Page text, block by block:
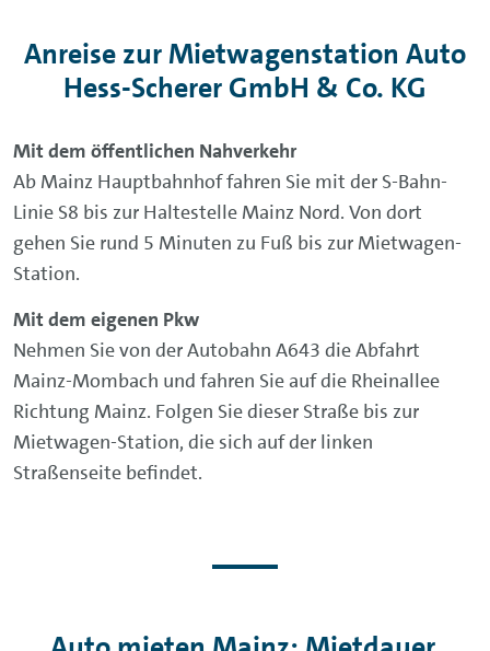
Anreise zur Mietwagenstation Auto
Hess-Scherer GmbH & Co. KG
Mit dem öffentlichen Nahverkehr
Ab Mainz Hauptbahnhof fahren Sie mit der S-Bahn-
Linie S8 bis zur Haltestelle Mainz Nord. Von dort
gehen Sie rund 5 Minuten zu Fuß bis zur Mietwagen-
Station.
Mit dem eigenen Pkw
Nehmen Sie von der Autobahn A643 die Abfahrt
Mainz-Mombach und fahren Sie auf die Rheinallee
Richtung Mainz. Folgen Sie dieser Straße bis zur
Mietwagen-Station, die sich auf der linken
Straßenseite befindet.